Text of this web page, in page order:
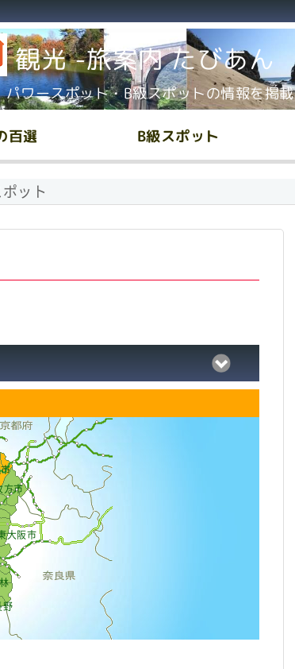
観光 -旅案内 たびあん
ワースポット・B級スポットの情報を掲載
百選 B級スポット
ット
方市
大阪市
野